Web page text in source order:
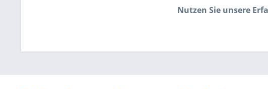
Nutzen Sie unsere